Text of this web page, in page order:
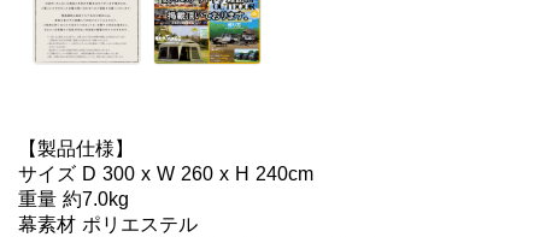
【製品仕様】
サイズ D 300 x W 260 x H 240cm
重量 約7.0kg
幕素材 ポリエステル